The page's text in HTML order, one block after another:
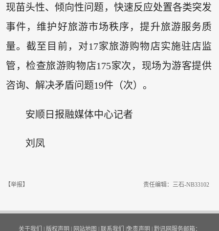
现苗头性、倾向性问题，快速反应处置各类突发
事件，维护好旅游市场秩序，提升旅游服务质
量。截至目前，对17家旅游购物店实施驻店监
管，检查旅游购物店175家次，现场为游客提供
咨询、解决矛盾问题19件（次）。
安顺日报融媒体中心记者
刘凤
【举报】 责任编辑：三石-NB33102
关于我们 版权声明 网站地图 联系我们 免责声明 黔讯网服务邮箱：